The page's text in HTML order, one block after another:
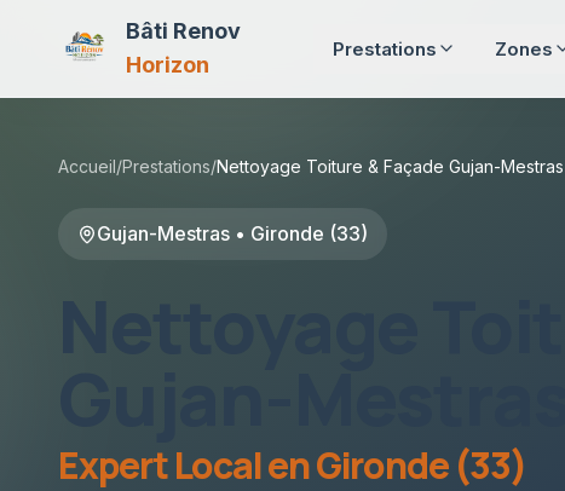
Bâti Renov
Horizon
Prestations Zones
Accueil/Prestations/Nettoyage Toiture & Façade Gujan-Mestras
Gujan-Mestras • Gironde (33)
Expert Local enGironde (33)